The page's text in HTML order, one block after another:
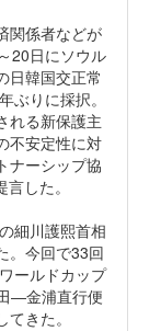
関係者などが
20日にソウル
日韓国交正常
ぶりに採択。
れる新保護主
不安定性に対
ナーシップ協
した。
細川護熙首相
。今回で33回
ールドカップ
―金浦直行便
きた。